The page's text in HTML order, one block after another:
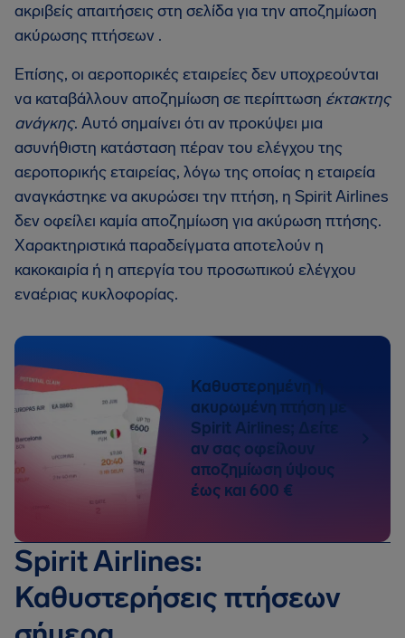
ακριβείς απαιτήσεις στη σελίδα για την αποζημίωση
ακύρωσης πτήσεων .
Επίσης, οι αεροπορικές εταιρείες δεν υποχρεούνται
να καταβάλλουν αποζημίωση σε περίπτωση έκτακτης
ανάγκης. Αυτό σημαίνει ότι αν προκύψει μια
ασυνήθιστη κατάσταση πέραν του ελέγχου της
αεροπορικής εταιρείας, λόγω της οποίας η εταιρεία
αναγκάστηκε να ακυρώσει την πτήση, η Spirit Airlines
δεν οφείλει καμία αποζημίωση για ακύρωση πτήσης.
Χαρακτηριστικά παραδείγματα αποτελούν η
κακοκαιρία ή η απεργία του προσωπικού ελέγχου
εναέριας κυκλοφορίας.
Καθυστερημένη ή
ακυρωμένη πτήση με
Spirit Airlines; Δείτε
αν σας οφείλουν
αποζημίωση ύψους
έως και 600 €
Spirit Airlines:
Καθυστερήσεις πτήσεων